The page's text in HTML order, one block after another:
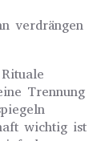
verdrängen
Trennung
wichtig ist